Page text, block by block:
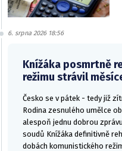
6. srpna 2026 18:56
Knížáka posmrtně
režimu strávil
Česko se v pátek - tedy již
Rodina zesnulého umělce
alespoň jednu dobrou
soudů Knížáka definitivně
dobách komunistického